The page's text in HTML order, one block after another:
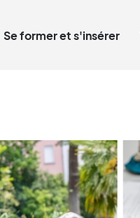
Se former et s'insérer